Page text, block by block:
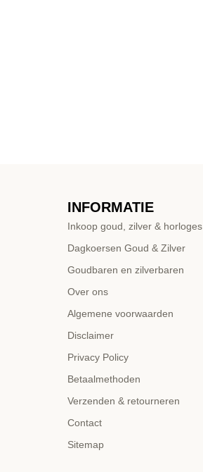
INFORMATIE
Inkoop goud, zilver & horloges
Dagkoersen Goud & Zilver
Goudbaren en zilverbaren
Over ons
Algemene voorwaarden
Disclaimer
Privacy Policy
Betaalmethoden
Verzenden & retourneren
Contact
Sitemap